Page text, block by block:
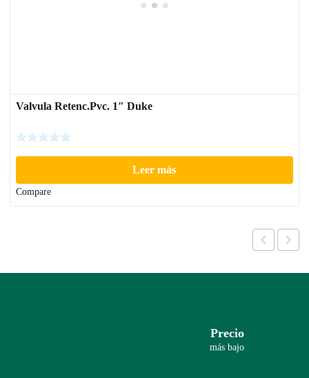
Valvula Retenc.Pvc. 1″ Duke
Leer más
Compare
Precio
más bajo